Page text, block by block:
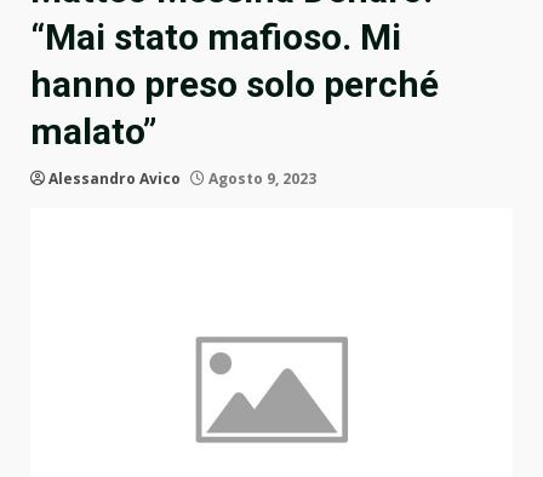
“Mai stato mafioso. Mi
hanno preso solo perché
malato”
Alessandro Avico Agosto 9, 2023